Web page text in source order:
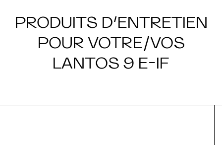
PRODUITS D’ENTRETIEN
POUR VOTRE/VOS
LANTOS 9 E-IF